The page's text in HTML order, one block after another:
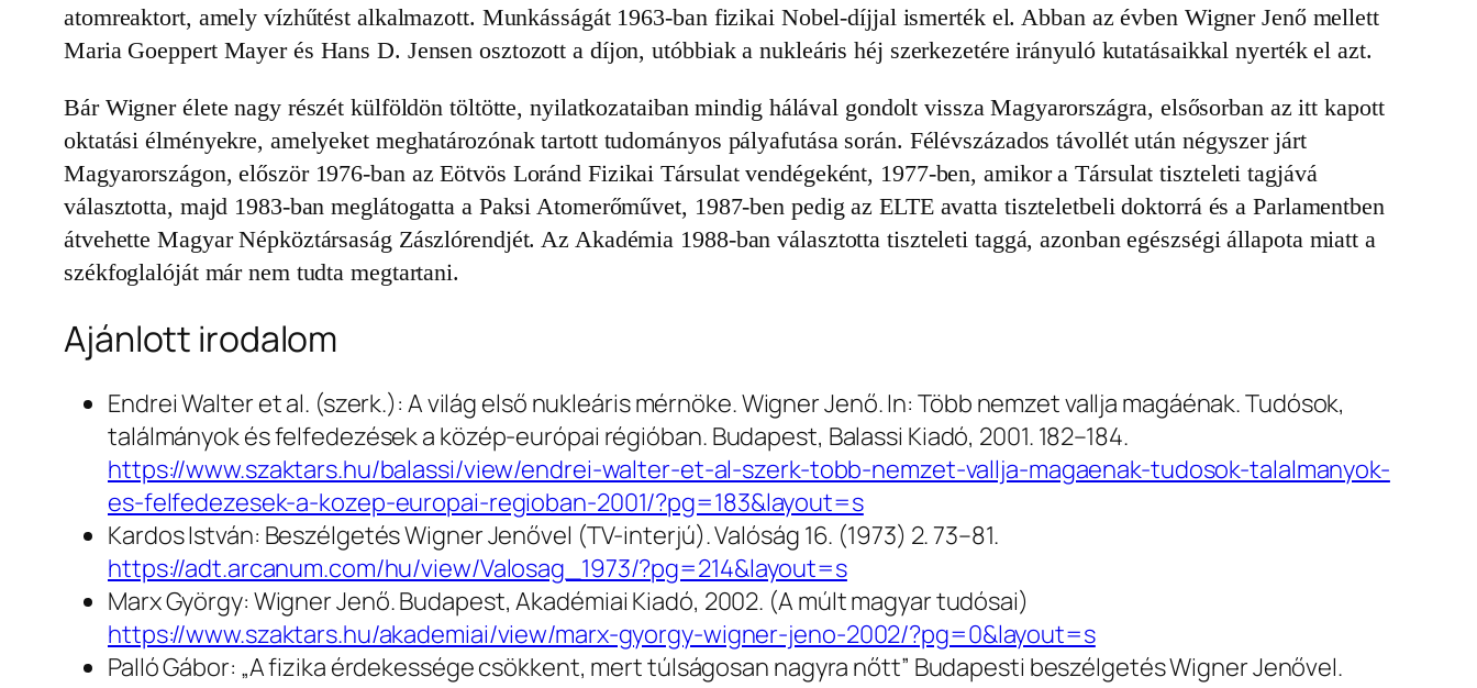
atomreaktort, amely vízhűtést alkalmazott. Munkásságát 1963-ban fizikai Nobel-díjjal ismerték el. Abban az évben Wigner Jenő mellett
Maria Goeppert Mayer és Hans D. Jensen osztozott a díjon, utóbbiak a nukleáris héj szerkezetére irányuló kutatásaikkal nyerték el azt.
Bár Wigner élete nagy részét külföldön töltötte, nyilatkozataiban mindig hálával gondolt vissza Magyarországra, elsősorban az itt kapott
oktatási élményekre, amelyeket meghatározónak tartott tudományos pályafutása során. Félévszázados távollét után négyszer járt
Magyarországon, először 1976-ban az Eötvös Loránd Fizikai Társulat vendégeként, 1977-ben, amikor a Társulat tiszteleti tagjává
választotta, majd 1983-ban meglátogatta a Paksi Atomerőművet, 1987-ben pedig az ELTE avatta tiszteletbeli doktorrá és a Parlamentben
átvehette Magyar Népköztársaság Zászlórendjét. Az Akadémia 1988-ban választotta tiszteleti taggá, azonban egészségi állapota miatt a
székfoglalóját már nem tudta megtartani.
Ajánlott irodalom
Endrei Walter et al. (szerk.): A világ első nukleáris mérnöke. Wigner Jenő. In: Több nemzet vallja magáénak. Tudósok,
találmányok és felfedezések a közép-európai régióban. Budapest, Balassi Kiadó, 2001. 182–184.
https://www.szaktars.hu/balassi/view/endrei-walter-et-al-szerk-tobb-nemzet-vallja-magaenak-tudosok-talalmanyok-
es-felfedezesek-a-kozep-europai-regioban-2001/?pg=183&layout=s
Kardos István: Beszélgetés Wigner Jenővel (TV-interjú).Valóság 16. (1973) 2. 73–81.
https://adt.arcanum.com/hu/view/Valosag_1973/?pg=214&layout=s
Marx György: Wigner Jenő. Budapest, Akadémiai Kiadó, 2002. (A múlt magyar tudósai)
https://www.szaktars.hu/akademiai/view/marx-gyorgy-wigner-jeno-2002/?pg=0&layout=s
Palló Gábor: „A fizika érdekessége csökkent, mert túlságosan nagyra nőtt” Budapesti beszélgetés Wigner Jenővel.